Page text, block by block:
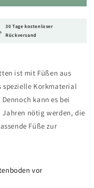
30 Tage kostenloser
Rückversand
ist mit Füßen aus
Korkmaterial
kann es bei
nötig werden, die
Füße zur
vor